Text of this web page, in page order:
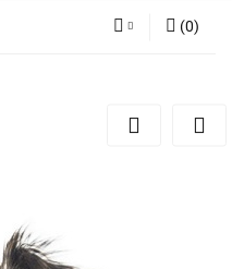
Zarejestruj się
(0)